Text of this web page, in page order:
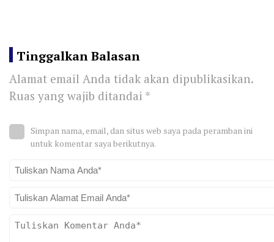
Tinggalkan Balasan
Alamat email Anda tidak akan dipublikasikan.
Ruas yang wajib ditandai *
Simpan nama, email, dan situs web saya pada peramban ini
untuk komentar saya berikutnya.